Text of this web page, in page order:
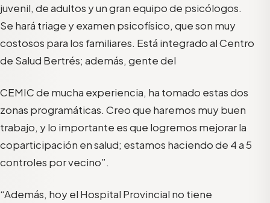
juvenil, de adultos y un gran equipo de psicólogos.
Se hará triage y examen psicofísico, que son muy
costosos para los familiares. Está integrado al Centro
de Salud Bertrés; además, gente del
CEMIC de mucha experiencia, ha tomado estas dos
zonas programáticas. Creo que haremos muy buen
trabajo, y lo importante es que logremos mejorar la
coparticipación en salud; estamos haciendo de 4 a 5
controles por vecino”.
“Además, hoy el Hospital Provincial no tiene